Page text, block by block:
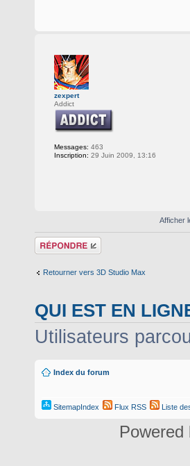
zexpert
Addict
Messages: 463
Inscription: 29 Juin 2009, 13:16
Afficher
Répondre
Retourner vers 3D Studio Max
QUI EST EN
Utilisateurs
Index du forum
SitemapIndex Flux RSS Liste
Powered